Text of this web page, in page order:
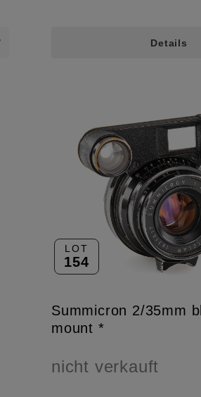
Details
LOT
154
Summicron 2/35mm
mount *
nicht verkauft